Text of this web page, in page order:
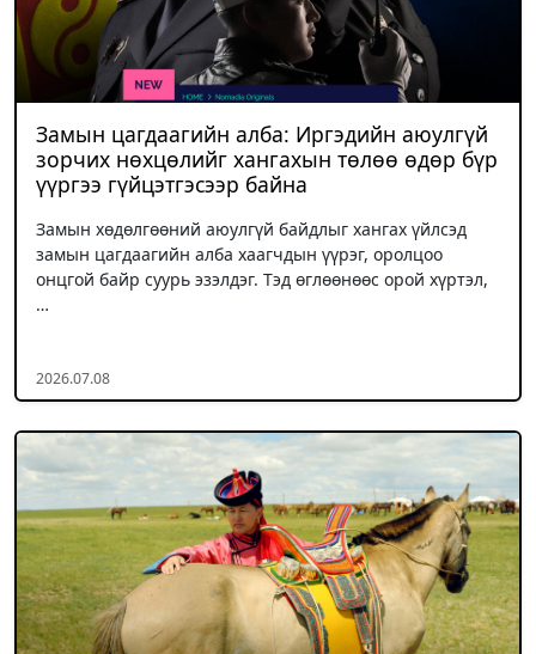
Замын цагдаагийн алба: Иргэдийн аюулгүй
зорчих нөхцөлийг хангахын төлөө өдөр бүр
үүргээ гүйцэтгэсээр байна
Замын хөдөлгөөний аюулгүй байдлыг хангах үйлсэд
замын цагдаагийн алба хаагчдын үүрэг, оролцоо
онцгой байр суурь эзэлдэг. Тэд өглөөнөөс орой хүртэл,
…
2026.07.08